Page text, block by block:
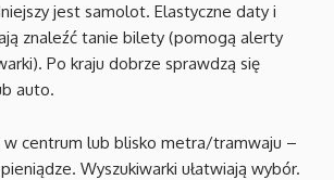
jest samolot. Elastyczne daty i
znaleźć tanie bilety (pomogą alerty
Po kraju dobrze sprawdzą się
auto.
w centrum lub blisko metra/tramwaju –
Wyszukiwarki ułatwiają wybór.